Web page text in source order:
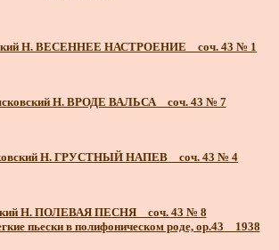
Н. ВЕСЕННЕЕ НАСТРОЕНИЕ _ соч. 43 № 1
Н. ВРОДЕ ВАЛЬСА _ соч. 43 № 7
Н. ГРУСТНЫЙ НАПЕВ _ соч. 43 № 4
Н. ПОЛЕВАЯ ПЕСНЯ _ соч. 43 № 8
пьески в полифоническом роде, ор.43 _ 1938